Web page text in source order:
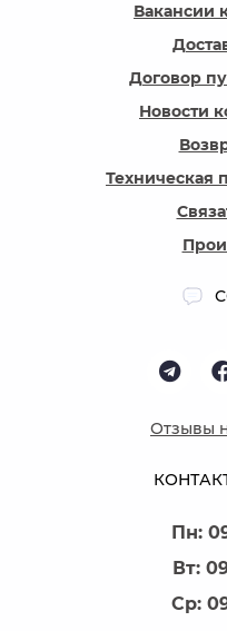
Пн:
Вт:
Ср:
Вакансии
Договор
Новости
Техническая
Отзывы